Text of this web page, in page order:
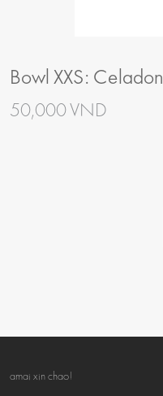
Bowl XXS: Celadon
50,000 VND
amai xin chao!